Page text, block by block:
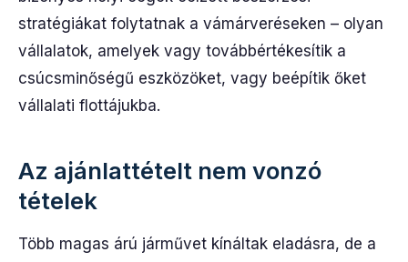
stratégiákat folytatnak a vámárveréseken – olyan
vállalatok, amelyek vagy továbbértékesítik a
csúcsminőségű eszközöket, vagy beépítik őket
vállalati flottájukba.
Az ajánlattételt nem vonzó
tételek
Több magas árú járművet kínáltak eladásra, de a